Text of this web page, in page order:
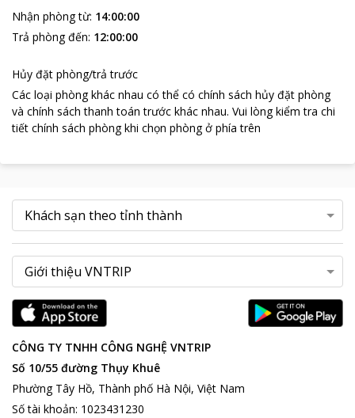
Nhận phòng từ: 14:00:00
Trả phòng đến: 12:00:00
Hủy đặt phòng/trả trước
Các loại phòng khác nhau có thể có chính sách hủy đặt phòng
và chính sách thanh toán trước khác nhau. Vui lòng kiểm tra chi
tiết chính sách phòng khi chọn phòng ở phía trên
CÔNG TY TNHH CÔNG NGHỆ VNTRIP
Số 10/55 đường Thụy Khuê
Phường Tây Hồ, Thành phố Hà Nội, Việt Nam
Số tài khoản: 1023431230